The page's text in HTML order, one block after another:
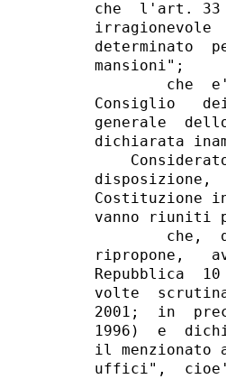
che  l'art. 33
irragionevole
determinato
mansioni";
che
Consiglio
generale
dichiarata
Costituzione
vanno riuniti
che,
ripropone,
Repubblica
volte
2001;  in
1996)  e
il
uffici",  cioe'